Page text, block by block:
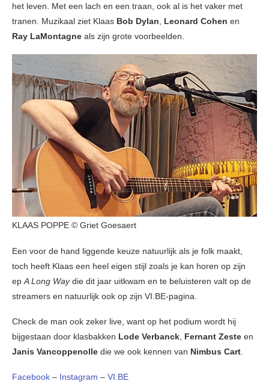
het leven. Met een lach en een traan, ook al is het vaker met
tranen. Muzikaal ziet Klaas Bob Dylan Leonard Cohen en
Ray LaMontagne als zijn grote voorbeelden.
KLAAS POPPE © Griet Goesaert
Een voor de hand liggende keuze natuurlijk als je folk maakt,
toch heeft Klaas een heel eigen stijl zoals je kan horen op zijn
ep A Long Waydie dit jaar uitkwam en te beluisteren valt op de
streamers en natuurlijk ook op zijn VI.BE-pagina.
Check de man ook zeker live, want op het podium wordt hij
bijgestaan door klasbakken Lode Verbanck Fernant Zeste en
Janis Vancoppenolle die we ook kennen van Nimbus Cart
Facebook – Instagram – VI.BE